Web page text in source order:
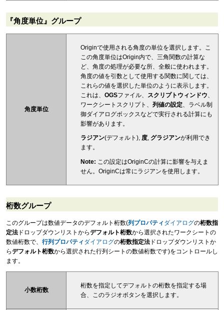
『角度単位』グループ
角度単位
Originで使用される角度の単位を選択します。こ
この角度単位はOrigin内で、三角関数の計算な
ど、角度の処理が必要な所、全般に使われます。
角度の値を引数として使用する関数に関しては、
これらの値を選択した単位のように表示します。
これは、 OGSファイル、 スクリプトウィンドウ、
ワークシートスクリプト、 列値の設定、ラベル制
御ダイアログボックスなどで実行される計算にも
影響があります。
ラジアン(デフォルト), 度, グラジアンが利用でき
ます。
Note: この設定はOriginCの計算に影響を与えま
せん。OriginCは常にラジアンを使用します。
桁数グループ
このグループは数値データのデフォルト桁数(列プロパティ ダイアログの桁数指
定法 ドロップダウンリストからデフォルト桁数から選択されたワークシートの
数値桁数で、 行列プロパティ ダイアログの桁数指定法 ドロップダウンリストか
らデフォルト桁数から選択された行列シートの数値桁数です)をコントロールし
ます。
小数桁数
桁数を指定してデフォルトの桁数を指定する場
合、このラジオボタンを選択します。